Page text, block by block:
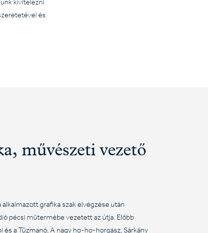
kivitelezni
és
művészeti vezető
grafika szak elvégzése után
pécsi műtermébe vezetett az útja. Előbb
és a Tűzmanó, A nagy ho-ho-horgász, Sárkány